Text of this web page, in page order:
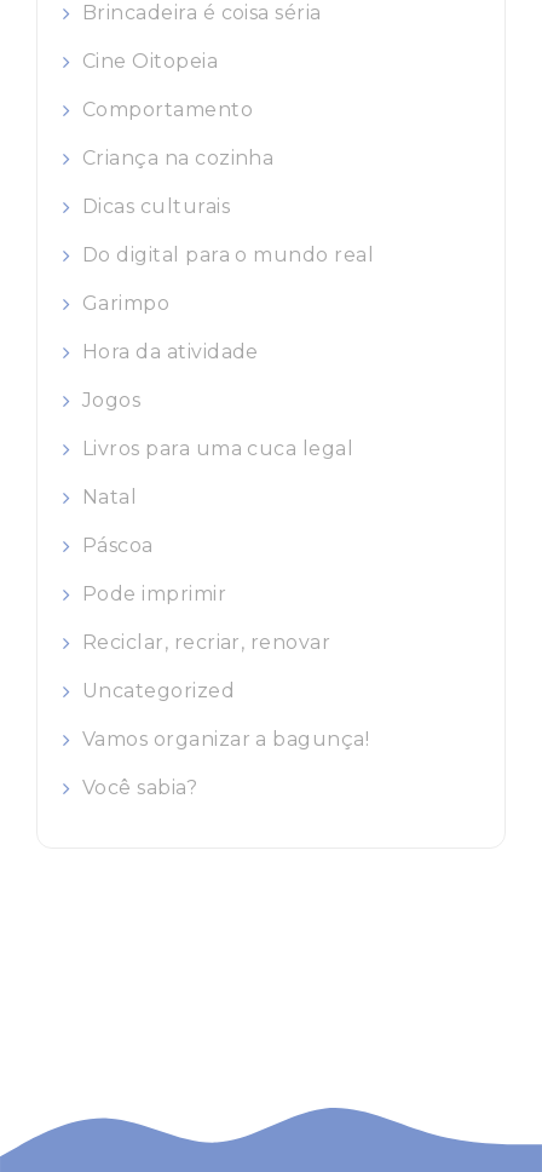
Brincadeira é coisa séria
Cine Oitopeia
Comportamento
Criança na cozinha
Dicas culturais
Do digital para o mundo real
Garimpo
Hora da atividade
Jogos
Livros para uma cuca legal
Natal
Páscoa
Pode imprimir
Reciclar, recriar, renovar
Uncategorized
Vamos organizar a bagunça!
Você sabia?